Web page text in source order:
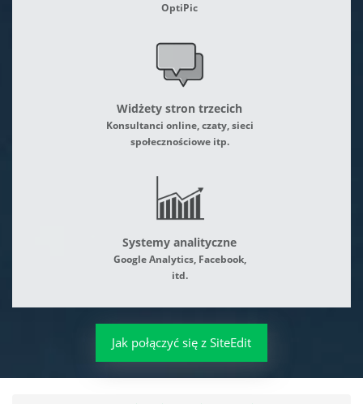
OptiPic
Widżety stron trzecich
Konsultanci online, czaty, sieci
społecznościowe itp.
Systemy analityczne
Google Analytics, Facebook,
itd.
Jak połączyć się z SiteEdit